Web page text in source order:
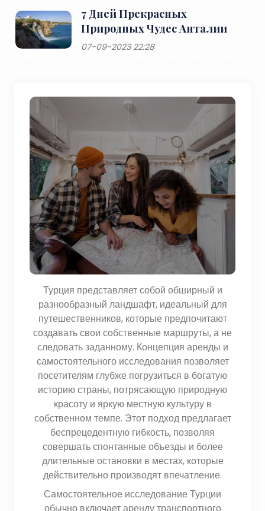
Турция представляет собой обширный и
разнообразный ландшафт, идеальный для
путешественников, которые предпочитают
создавать свои собственные маршруты, а не
следовать заданному. Концепция аренды и
самостоятельного исследования позволяет
посетителям глубже погрузиться в богатую
историю страны, потрясающую природную
красоту и яркую местную культуру в
собственном темпе. Этот подход предлагает
беспрецедентную гибкость, позволяя
совершать спонтанные объезды и более
длительные остановки в местах, которые
действительно производят впечатление.
Самостоятельное исследование Турции
обычно включает аренду транспортного
7 Дней Прекрасных
Природных Чудес Анталии
07-09-2023 22:28